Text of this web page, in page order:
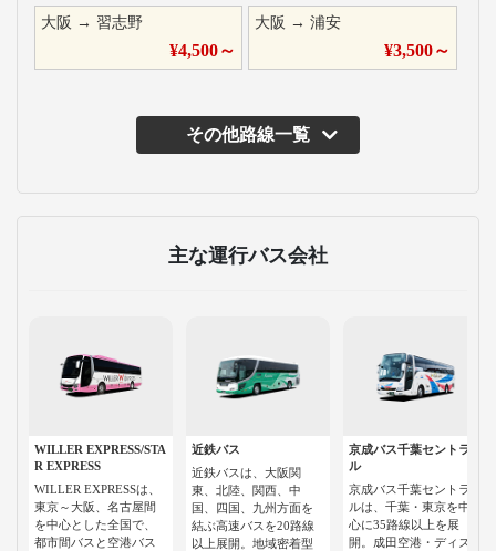
大阪 → 習志野
¥4,500～
大阪 →浦安
¥3,500～
その他路線一覧
主な運行バス会社
WILLER EXPRESS/STA
R EXPRESS
WILLER EXPRESSは、
東京～大阪、名古屋間
を中心とした全国で、
都市間バスと空港バス
近鉄バス
近鉄バスは、大阪関
東、北陸、関西、中
国、四国、九州方面を
結ぶ高速バスを20路線
以上展開。地域密着型
京成バス千葉セントラ
ル
京成バス千葉セントラ
ルは、千葉・東京を中
心に35路線以上を展
開。成田空港・ディズ